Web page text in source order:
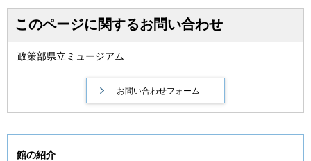
このページに関するお問い合わせ
政策部県立ミュージアム
館の紹介